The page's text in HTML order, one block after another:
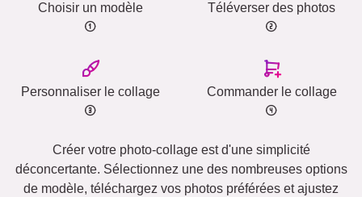
Choisir un modèle Téléverser des photos
Personnaliser le collage Commander le collage
Créer votre photo-collage est d'une simplicité
déconcertante. Sélectionnez une des nombreuses options
de modèle, téléchargez vos photos préférées et ajustez